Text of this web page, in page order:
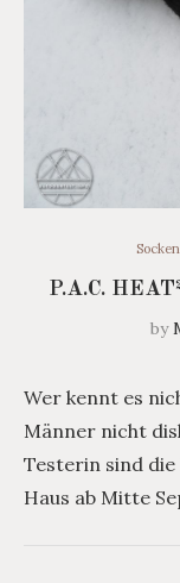
Socken
P.A.C.
by
Wer kennt es
Männer nicht
Testerin sind
Haus ab Mitte